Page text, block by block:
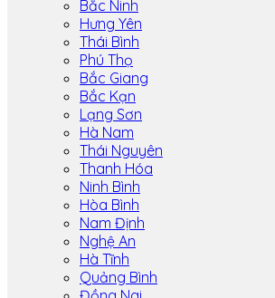
Bắc Ninh
Hưng Yên
Thái Bình
Phú Thọ
Bắc Giang
Bắc Kạn
Lạng Sơn
Hà Nam
Thái Nguyên
Thanh Hóa
Ninh Bình
Hòa Bình
Nam Định
Nghệ An
Hà Tĩnh
Quảng Bình